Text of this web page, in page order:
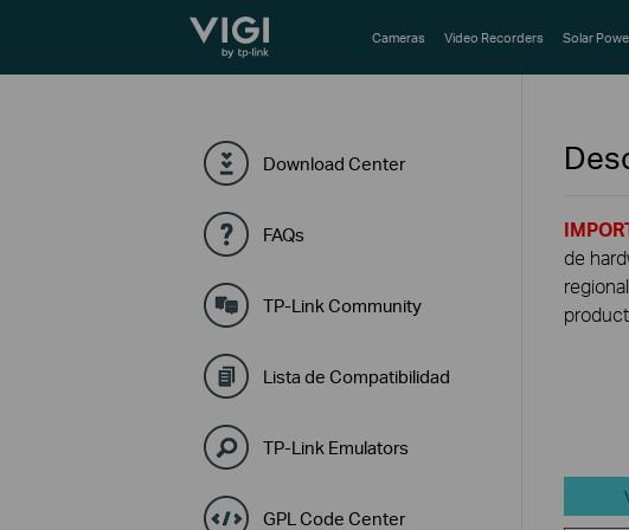
TP-Link, Reliably Smart Cameras Video Recorders Solar
Download Center
FAQs
TP-Link Community
Lista de Compatibilidad
TP-Link Emulators
GPL Code Center
de